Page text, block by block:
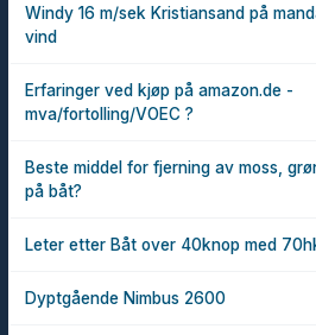
Windy 16 m/sek Kristiansand på
vind
Erfaringer ved kjøp på amazon.de -
mva/fortolling/VOEC ?
Beste middel for fjerning av moss,
på båt?
Leter etter Båt over 40knop med
Dyptgående Nimbus 2600